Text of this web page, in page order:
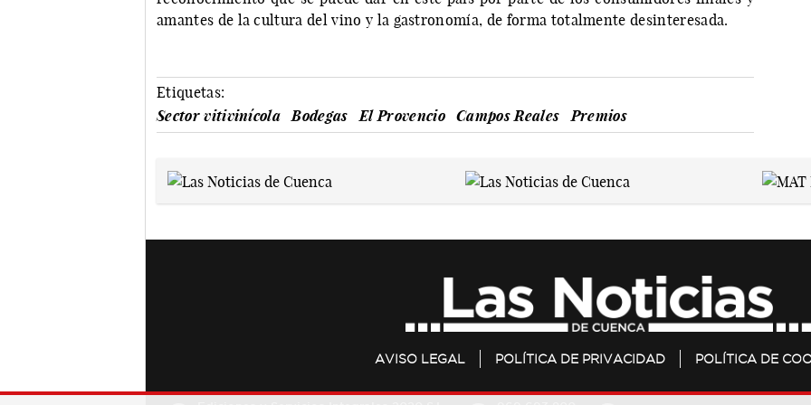
amantes de la cultura del vino y la gastronomía, de forma totalmente desinteresada.
Etiquetas:
Sector vitivinícola
Bodegas El Provencio Campos Reales Premios
AVISO LEGAL POLÍTICA DE PRIVACIDAD POLÍTICA DE